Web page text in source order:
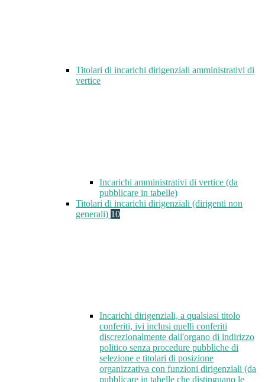
Titolari di incarichi dirigenziali amministrativi di
vertice
Incarichi amministrativi di vertice (da
pubblicare in tabelle)
Titolari di incarichi dirigenziali (dirigenti non
generali) 10
Incarichi dirigenziali, a qualsiasi titolo
conferiti, ivi inclusi quelli conferiti
discrezionalmente dall'organo di indirizzo
politico senza procedure pubbliche di
selezione e titolari di posizione
organizzativa con funzioni dirigenziali (da
pubblicare in tabelle che distinguano le